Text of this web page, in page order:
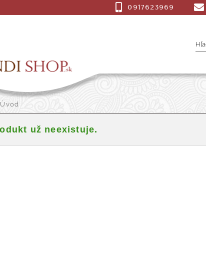
0917623969
Drevené Sošky
a dekoračné predmety
Úvod
už neexistuje.